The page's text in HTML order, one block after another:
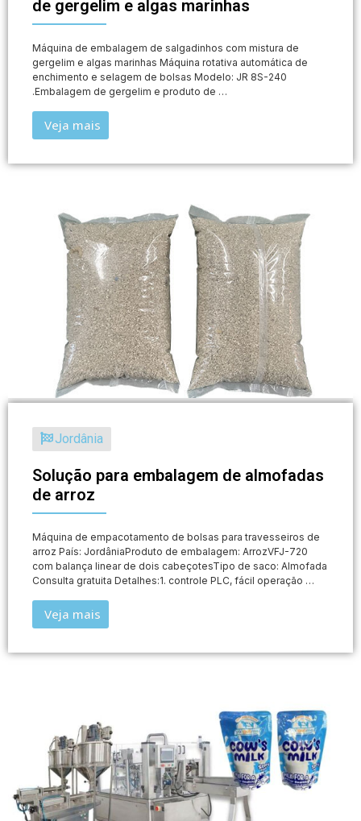
de gergelim e algas marinhas
Máquina de embalagem de salgadinhos com mistura de
gergelim e algas marinhas Máquina rotativa automática de
enchimento e selagem de bolsas Modelo: JR 8S-240
.Embalagem de gergelim e produto de …
Veja mais
Jordânia
Solução para embalagem de almofadas
de arroz
Máquina de empacotamento de bolsas para travesseiros de
arroz País: JordâniaProduto de embalagem: ArrozVFJ-720
com balança linear de dois cabeçotesTipo de saco: Almofada
Consulta gratuita Detalhes:1. controle PLC, fácil operação …
Veja mais